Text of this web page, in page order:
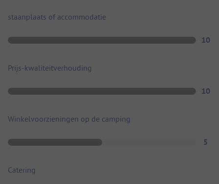
staanplaats of accommodatie
10
Prijs-kwaliteitverhouding
10
Winkelvoorzieningen op de camping
5
Catering